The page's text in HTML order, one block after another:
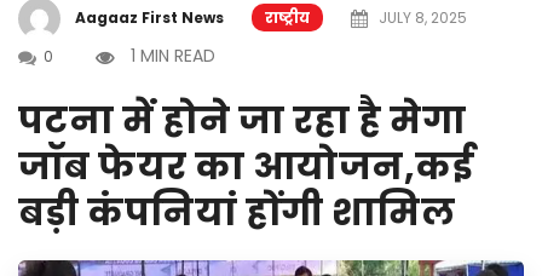
Aagaaz First News राष्ट्रीय
JULY 8, 2025
0
1 MIN READ
पटना में होने जा रहा है मेगा
जॉब फेयर का आयोजन,कई
बड़ी कंपनियां होंगी शामिल